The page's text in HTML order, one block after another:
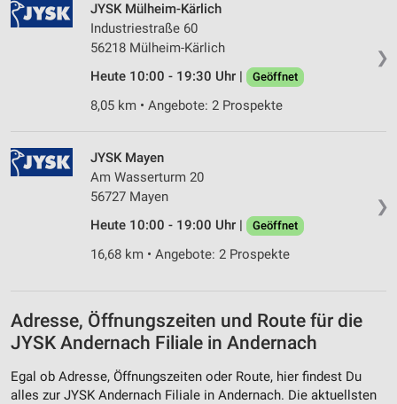
❯
JYSK Mülheim-Kärlich
Industriestraße 60
56218 Mülheim-Kärlich
Heute 10:00 - 19:30 Uhr |
Geöffnet
8,05 km • Angebote: 2 Prospekte
❯
JYSK Mayen
Am Wasserturm 20
56727 Mayen
Heute 10:00 - 19:00 Uhr |
Geöffnet
16,68 km • Angebote: 2 Prospekte
Adresse, Öffnungszeiten und Route für die
JYSK Andernach Filiale in Andernach
Egal ob Adresse, Öffnungszeiten oder Route, hier findest Du
alles zur JYSK Andernach Filiale in Andernach. Die aktuellsten